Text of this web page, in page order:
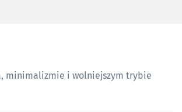
minimalizmie i wolniejszym trybie